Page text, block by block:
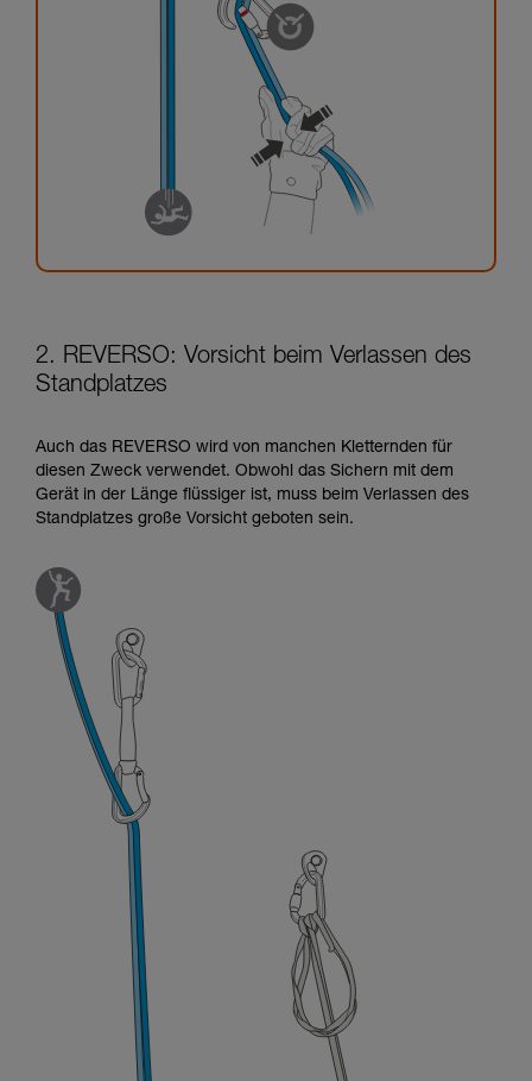
2. REVERSO: Vorsicht beim Verlassen des
Standplatzes
Auch das REVERSO wird von manchen Kletternden für
diesen Zweck verwendet. Obwohl das Sichern mit dem
Gerät in der Länge flüssiger ist, muss beim Verlassen des
Standplatzes große Vorsicht geboten sein.